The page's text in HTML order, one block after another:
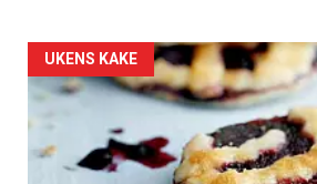
Artikler
detail
-
UKENS KAKE